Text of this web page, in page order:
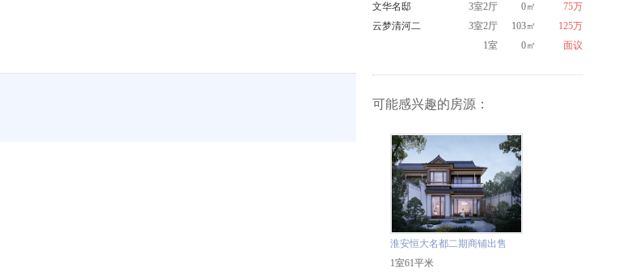
文华名邸
3室2厅 0㎡
75万
云梦清河二
3室2厅 103㎡
125万
1室
0㎡ 面议
可能感兴趣的房源：
淮安恒大名都二期商铺出售
1室61平米